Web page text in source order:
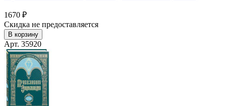
1670 ₽
Скидка не предоставляется
В корзину
Арт. 35920